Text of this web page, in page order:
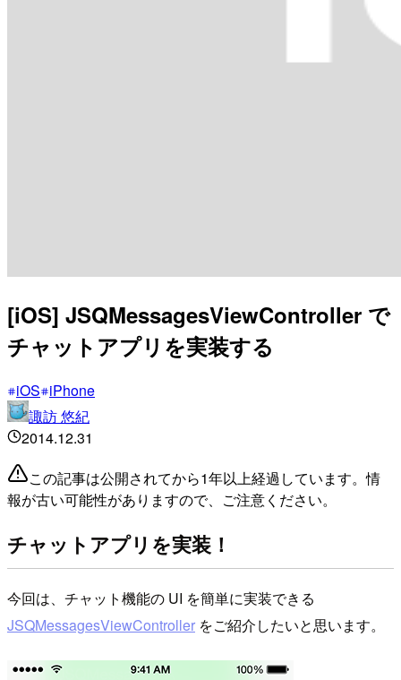
[iOS] JSQMessagesViewController で
チャットアプリを実装する
iOS iPhone
諏訪 悠紀
2014.12.31
この記事は公開されてから1年以上経過しています。情
報が古い可能性がありますので、ご注意ください。
チャットアプリを実装！
今回は、チャット機能の UI を簡単に実装できる
JSQMessagesViewController をご紹介したいと思います。